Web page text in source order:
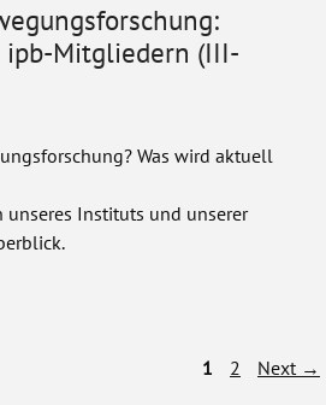
ipb-Mitgliedern (III-
Was wird aktuell
Instituts und unserer
Page
1 Page
2 Next →